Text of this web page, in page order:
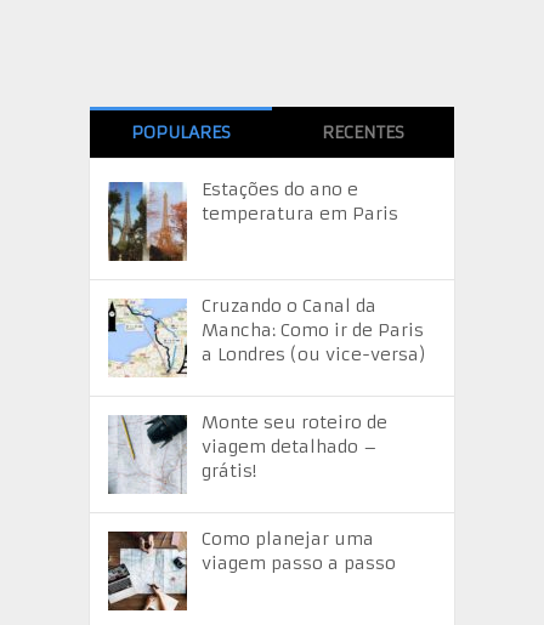
POPULARES RECENTES
Estações do ano e
temperatura em Paris
Cruzando o Canal da
Mancha: Como ir de Paris
a Londres (ou vice-versa)
Monte seu roteiro de
viagem detalhado –
grátis!
Como planejar uma
viagem passo a passo